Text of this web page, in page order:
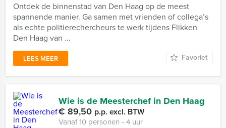
Ontdek de binnenstad van Den Haag op de meest
spannende manier. Ga samen met vrienden of collega’s
als echte politierechercheurs te werk tijdens Flikken
Den Haag van ...
LEES MEER Favoriet
Wie is de Meesterchef in Den Haag
€ 89,50 p.p. excl. BTW
Vanaf 10 personen ‐ 4 uur